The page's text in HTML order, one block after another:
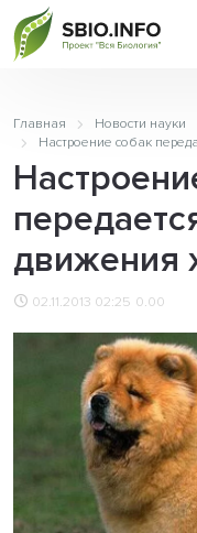
Главная Новости науки
Настроение собак
движения
02.11.2013 02:25 0.00